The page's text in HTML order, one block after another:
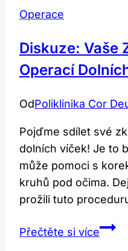
Operace
Diskuze: Vaše
Operací
OdPoliklinika Cor
Pojďme sdílet své
dolních víček! Je to
může pomoci s
kruhů pod očima.
prožili tuto
Přečtěte si více